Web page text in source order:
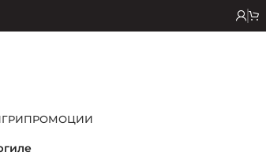
ПРОМОЦИИ